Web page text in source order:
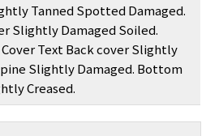
Tanned Spotted Damaged.
Slightly Damaged Soiled.
Text Back cover Slightly
Slightly Damaged. Bottom
Creased.